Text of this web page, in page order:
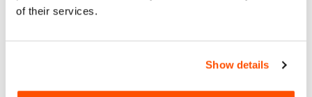
of their services.
Show details
recordar la importancia de acercar el conocimiento, la
científicas, culturales y talleres, sumando a la visita